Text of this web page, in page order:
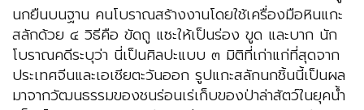
นกยืนบนฐาน คนโบราณสร้างงานโดยใช้เครื่องมือหินแกะ
สลักด้วย ๔ วิธีคือ ขัดถู แซะให้เป็นร่อง ขูด และบาก นัก
โบราณคดีระบุว่า นี่เป็นศิลปะแบบ ๓ มิติที่เก่าแก่ที่สุดจาก
ประเทศจีนและเอเชียตะวันออก รูปแกะสลักนกชิ้นนี้เป็นผล
มาจากวัฒนธรรมของชนร่อนเร่เก็บของป่าล่าสัตว์ในยุคน้ำ